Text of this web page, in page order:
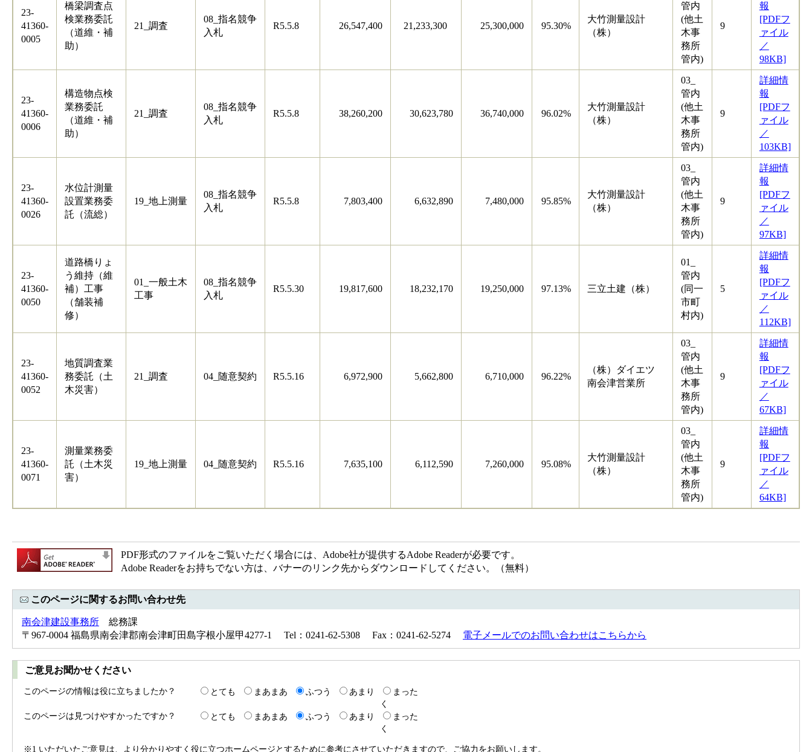
23-
41360-
0005
橋梁調査点
検業務委託
（道維・補
助）
21_調査
08_指名競争
入札
R5.5.8 26,547,400 21,233,300 25,300,000 95.30%
大竹測量設計
（株）
管内
(他土
木事
務所
管内)
9
報
[PDFフ
ァイル
／
98KB]
23-
41360-
0006
構造物点検
業務委託
（道維・補
助）
21_調査
08_指名競争
入札
R5.5.8 38,260,200 30,623,780 36,740,000 96.02%
大竹測量設計
（株）
03_
管内
(他土
木事
務所
管内)
9
詳細情
報
[PDFフ
ァイル
／
103KB]
23-
41360-
0026
水位計測量
設置業務委
託（流総）
19_地上測量
08_指名競争
入札
R5.5.8 7,803,400 6,632,890 7,480,000 95.85%
大竹測量設計
（株）
03_
管内
(他土
木事
務所
管内)
9
詳細情
報
[PDFフ
ァイル
／
97KB]
23-
41360-
0050
道路橋りょ
う維持（維
補）工事
（舗装補
修）
01_一般土木
工事
08_指名競争
入札
R5.5.30 19,817,600 18,232,170 19,250,000 97.13% 三立土建（株）
01_
管内
(同一
市町
村内)
5
詳細情
報
[PDFフ
ァイル
／
112KB]
23-
41360-
0052
地質調査業
務委託（土
木災害）
21_調査 04_随意契約 R5.5.16 6,972,900 5,662,800 6,710,000 96.22%
（株）ダイエツ
南会津営業所
03_
管内
(他土
木事
務所
管内)
9
詳細情
報
[PDFフ
ァイル
／
67KB]
23-
41360-
0071
測量業務委
託（土木災
害）
19_地上測量 04_随意契約 R5.5.16 7,635,100 6,112,590 7,260,000 95.08%
大竹測量設計
（株）
03_
管内
(他土
木事
務所
管内)
9
詳細情
報
[PDFフ
ァイル
／
64KB]
PDF形式のファイルをご覧いただく場合には、Adobe社が提供するAdobe Readerが必要です。
Adobe Readerをお持ちでない方は、バナーのリンク先からダウンロードしてください。（無料）
このページに関するお問い合わせ先
南会津建設事務所 総務課
〒967-0004 福島県南会津郡南会津町田島字根小屋甲4277-1 Tel：0241-62-5308 Fax：0241-62-5274 電子メールでのお問い合わせはこちらから
ご意見お聞かせください
このページの情報は役に立ちましたか？ とても まあまあ ふつう あまり
まった
く
このページは見つけやすかったですか？
とても まあまあ ふつう あまり
まった
く
※1 いただいたご意見は、より分かりやすく役に立つホームページとするために参考にさせていただきますので、ご協力をお願いします。